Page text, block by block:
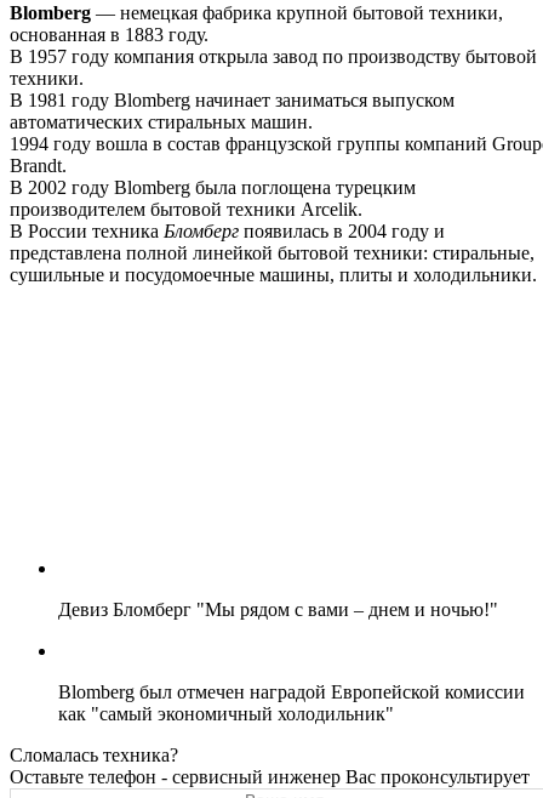
Blomberg — немецкая фабрика крупной бытовой техники,
основанная в 1883 году.
В 1957 году компания открыла завод по производству бытовой
техники.
В 1981 году Blomberg начинает заниматься выпуском
автоматических стиральных машин.
1994 году вошла в состав французской группы компаний
Brandt.
В 2002 году Blomberg была поглощена турецким
производителем бытовой техники Arcelik.
В России техника Бломберг появилась в 2004 году и
представлена полной линейкой бытовой техники: стиральные,
сушильные и посудомоечные машины, плиты и холодильники.
Девиз Бломберг "Мы рядом с вами – днем и ночью!"
Blomberg был отмечен наградой Европейской комиссии
как "самый экономичный холодильник"
Сломалась техника?
Оставьте телефон - сервисный инженер Вас проконсультирует